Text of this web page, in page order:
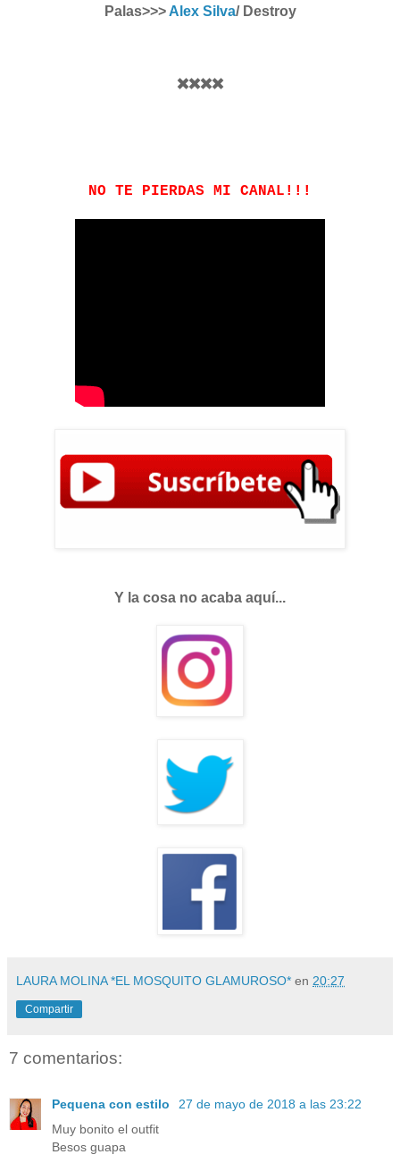
Palas>>>Alex Silva/ Destroy
✖️✖️✖️✖️
NO TE PIERDAS MI CANAL!!!
Y la cosa no acaba aquí...
LAURA MOLINA *EL MOSQUITO GLAMUROSO* en 20:27
Compartir
7 comentarios:
Pequena con estilo
27 de mayo de 2018 a las 23:22
Muy bonito el outfit
Besos guapa